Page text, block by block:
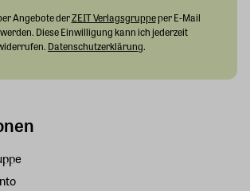
Angebote derZEIT Verlagsgruppeper E-Mail
Diese Einwilligung kann ich jederzeit
Datenschutzerklärung.